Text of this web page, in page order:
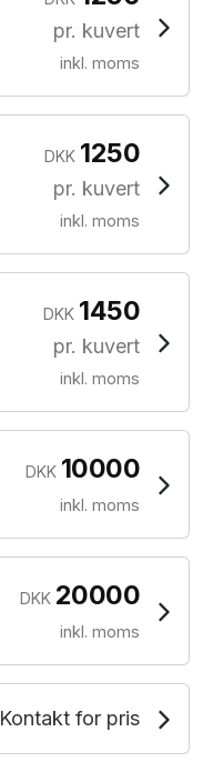
pr. kuvert
inkl. moms
DKK 1250
pr. kuvert
inkl. moms
DKK 1450
pr. kuvert
inkl. moms
DKK 10000
inkl. moms
DKK 20000
inkl. moms
Kontakt for pris